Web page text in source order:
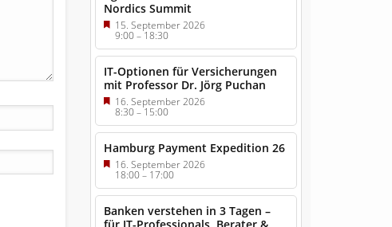
Nordics Summit
15. September 2026
9:00–18:30
IT-Optionen für Versicherungen
mit Professor Dr. Jörg Puchan
16. September 2026
8:30–15:00
Hamburg Payment Expedition 26
16. September 2026
18:00– 17:00
Banken verstehen in 3 Tagen –